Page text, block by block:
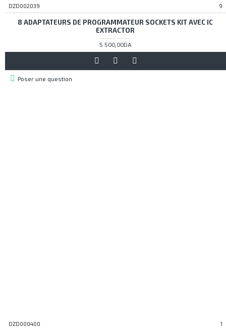
DZD002039 9
8 ADAPTATEURS DE PROGRAMMATEUR SOCKETS KIT AVEC IC
EXTRACTOR
5 500,00DA
Poser une question
DZD000400 1